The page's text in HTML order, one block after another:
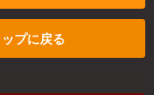
プに戻る